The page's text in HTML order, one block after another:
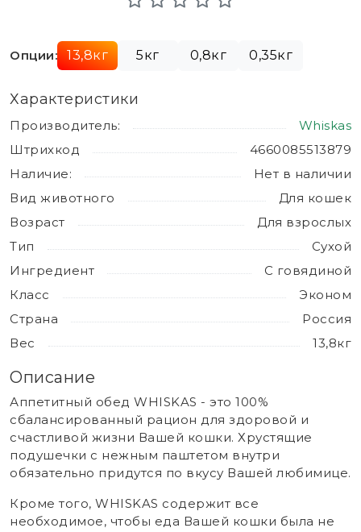
Опции: 13,8кг 5кг 0,8кг 0,35кг
Характеристики
Производитель:
Whiskas
Штрихкод
4660085513879
Наличие:
Нет в наличии
Вид животного
Для кошек
Возраст
Для взрослых
Тип
Сухой
Ингредиент
С говядиной
Класс
Эконом
Страна
Россия
Вес
13,8кг
Описание
Аппетитный обед WHISKAS - это 100%
сбалансированный рацион для здоровой и
счастливой жизни Вашей кошки. Хрустящие
подушечки с нежным паштетом внутри
обязательно придутся по вкусу Вашей любимице.
Кроме того, WHISKAS содержит все
необходимое, чтобы еда Вашей кошки была не